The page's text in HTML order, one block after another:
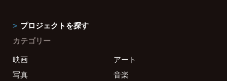
プロジェクトを探す
カテゴリー
映画
アート
写真
音楽